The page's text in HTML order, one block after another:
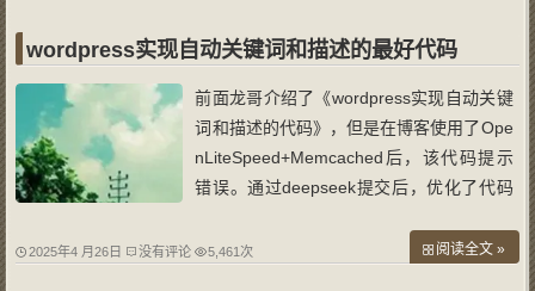
于多少不替换 $match_num_to = 1; //
wordpress实现自动关键词和描述的最好代码
前面龙哥介绍了《wordpress实现自动关键
词和描述的代码》，但是在博客使用了Ope
nLiteSpeed+Memcached后，该代码提示
错误。通过deepseek提交后，优化了代码
<?php // 初始化默认值避免未定义警告 $de
2025年4 月26日 没有评论 5,461次 阅读全文 »